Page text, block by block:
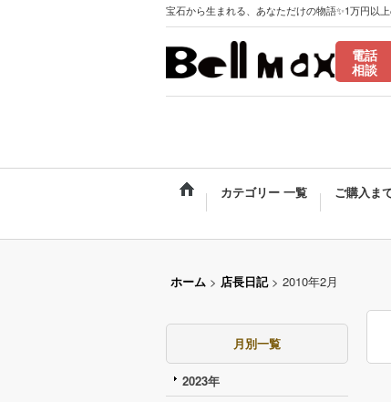
宝石から生まれる、あなただけの物語✨1万円以
電話
相談
カテゴリー 一覧 ご購入ま
ホーム > 店長日記 > 2010年2月
月別一覧
2023年